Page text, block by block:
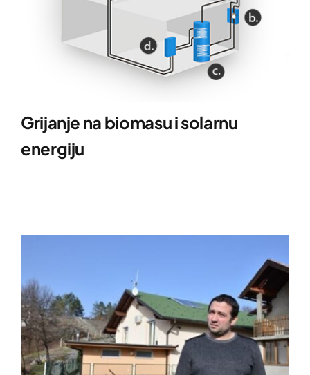
Grijanje na biomasu i solarnu
energiju